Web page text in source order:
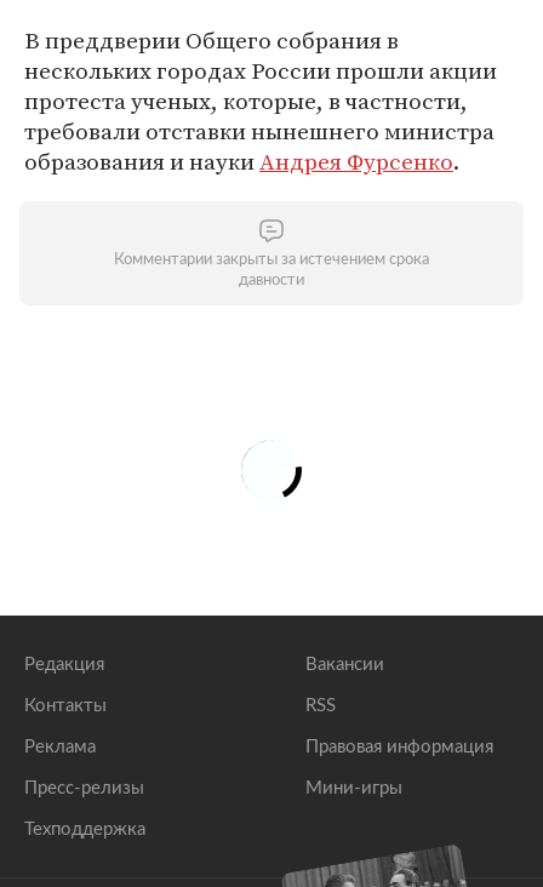
В преддверии Общего собрания в
нескольких городах России прошли акции
протеста ученых, которые, в частности,
требовали отставки нынешнего министра
образования и наукиАндрея Фурсенко.
Комментарии закрыты за истечением срока
давности
Редакция
Контакты
Реклама
Пресс-релизы
Техподдержка
Вакансии
RSS
Правовая информация
Мини-игры